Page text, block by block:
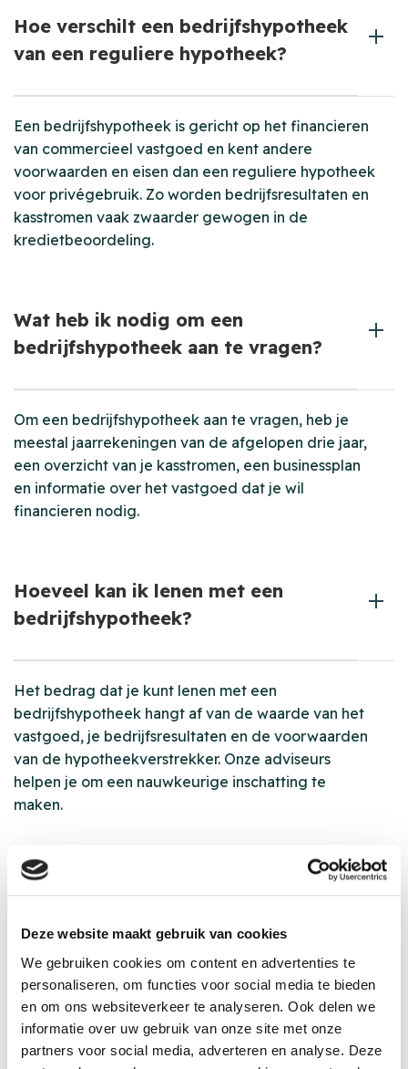
Deze website maakt gebruik van cookies
We gebruiken cookies om content en advertenties te
personaliseren, om functies voor social media te bieden
en om ons websiteverkeer te analyseren. Ook delen we
informatie over uw gebruik van onze site met onze
partners voor social media, adverteren en analyse. Deze
Hoe verschilt een bedrijfshypotheek
van een reguliere hypotheek?
Een bedrijfshypotheek is gericht op het financieren
van commercieel vastgoed en kent andere
voorwaarden en eisen dan een reguliere hypotheek
voor privégebruik. Zo worden bedrijfsresultaten en
kasstromen vaak zwaarder gewogen in de
kredietbeoordeling.
Wat heb ik nodig om een
bedrijfshypotheek aan te vragen?
Om een bedrijfshypotheek aan te vragen, heb je
meestal jaarrekeningen van de afgelopen drie jaar,
een overzicht van je kasstromen, een businessplan
en informatie over het vastgoed dat je wil
financieren nodig.
Hoeveel kan ik lenen met een
bedrijfshypotheek?
Het bedrag dat je kunt lenen met een
bedrijfshypotheek hangt af van de waarde van het
vastgoed, je bedrijfsresultaten en de voorwaarden
van de hypotheekverstrekker. Onze adviseurs
helpen je om een nauwkeurige inschatting te
maken.
Wat zijn de kosten verbonden aan
Naast de rente die je betaalt over de lening, kunnen
er andere kosten zijn zoals taxatiekosten,
notariskosten, en advies- of bemiddelingskosten.
Rivez-Zuiderhuis zorgt voor transparantie, zodat je